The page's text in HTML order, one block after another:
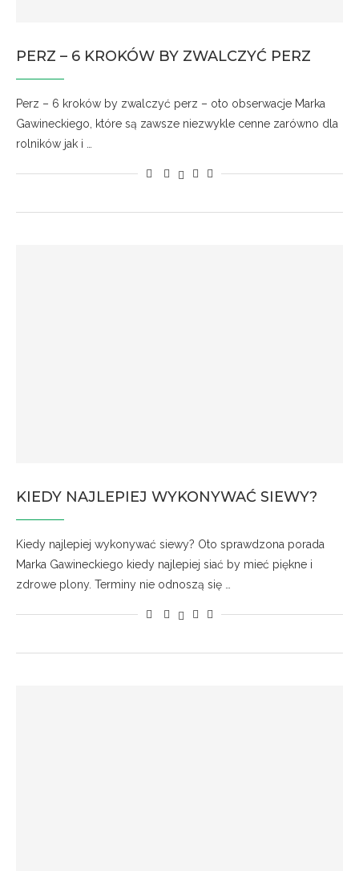
PERZ – 6 KROKÓW BY ZWALCZYĆ PERZ
Perz – 6 kroków by zwalczyć perz – oto obserwacje Marka
Gawineckiego, które są zawsze niezwykle cenne zarówno dla
rolników jak i …
KIEDY NAJLEPIEJ WYKONYWAĆ SIEWY?
Kiedy najlepiej wykonywać siewy? Oto sprawdzona porada
Marka Gawineckiego kiedy najlepiej siać by mieć piękne i
zdrowe plony. Terminy nie odnoszą się …